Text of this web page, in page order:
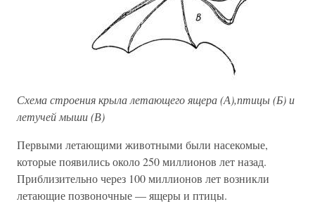
Схема строения крыла летающего ящера (А),птицы (Б) и
летучей мыши (В)
Первыми летающими животными были насекомые,
которые появились около 250 миллионов лет назад.
Приблизительно через 100 миллионов лет возникли
летающие позвоночные — ящеры и птицы.